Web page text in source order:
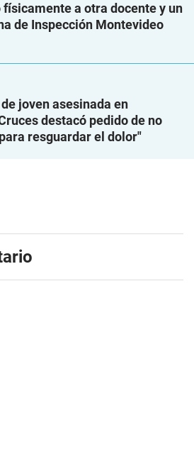
a otra docente y un
de Inspección Montevideo
joven asesinada en
destacó pedido de no
resguardar el dolor"